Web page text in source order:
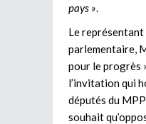
pays »
Le
parlementaire,
pour le progrès
l’invitation qui
députés du
souhait